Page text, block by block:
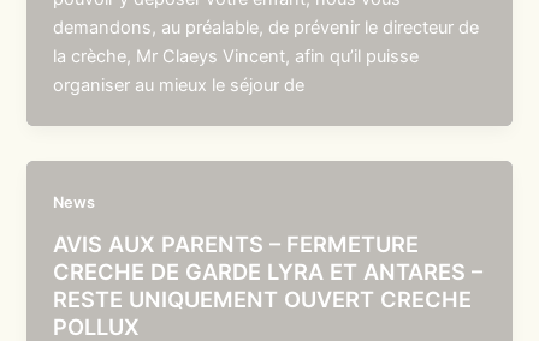
demandons, au préalable, de prévenir le directeur de
la crèche, Mr Claeys Vincent, afin qu’il puisse
organiser au mieux le séjour de
News
AVIS AUX PARENTS – FERMETURE
CRECHE DE GARDE LYRA ET ANTARES –
RESTE UNIQUEMENT OUVERT CRECHE
POLLUX